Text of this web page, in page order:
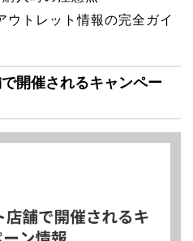
ウトレット情報の完全ガイ
開催されるキャンペー